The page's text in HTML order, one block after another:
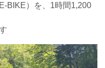
BIKE）を、1時間1,200